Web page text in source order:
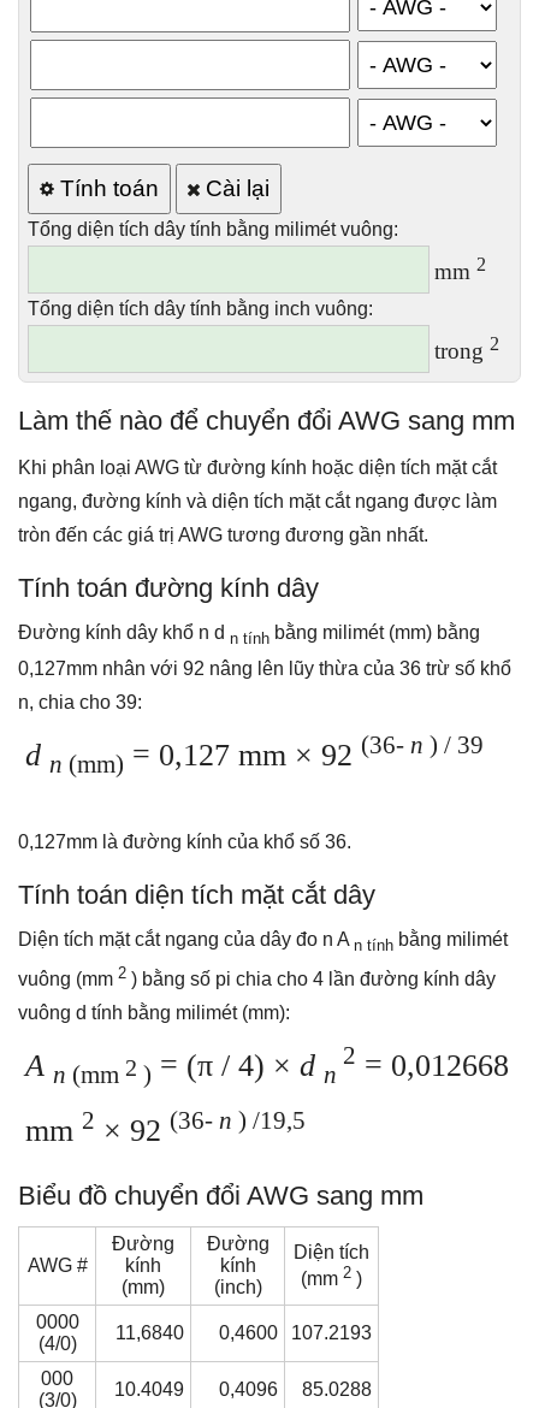
Tính toán Cài lại
Tổng diện tích dây tính bằng milimét vuông:
mm 2
Tổng diện tích dây tính bằng inch vuông:
trong 2
Làm thế nào để chuyển đổi AWG sang mm
Khi phân loại AWG từ đường kính hoặc diện tích mặt cắt
ngang, đường kính và diện tích mặt cắt ngang được làm
tròn đến các giá trị AWG tương đương gần nhất.
Tính toán đường kính dây
Đường kính dây khổ n d n tính bằng milimét (mm) bằng
0,127mm nhân với 92 nâng lên lũy thừa của 36 trừ số khổ
n, chia cho 39:
d n (mm) = 0,127 mm × 92 (36- n ) / 39
0,127mm là đường kính của khổ số 36.
Tính toán diện tích mặt cắt dây
Diện tích mặt cắt ngang của dây đo n A n tính bằng milimét
vuông (mm 2 ) bằng số pi chia cho 4 lần đường kính dây
vuông d tính bằng milimét (mm):
A n (mm 2 ) = (π / 4) × d n
2 = 0,012668
mm 2 × 92 (36- n ) /19,5
Biểu đồ chuyển đổi AWG sang mm
AWG #
Đường
kính
(mm)
Đường
kính
(inch)
Diện tích
(mm 2 )
0000
(4/0)
11,6840 0,4600 107.2193
000
(3/0)
10.4049 0,4096 85.0288